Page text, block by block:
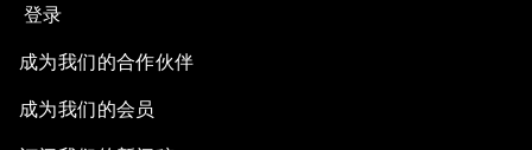
登录
成为我们的合作伙伴
成为我们的会员